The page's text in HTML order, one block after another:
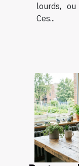
lourds, ou
Ces...